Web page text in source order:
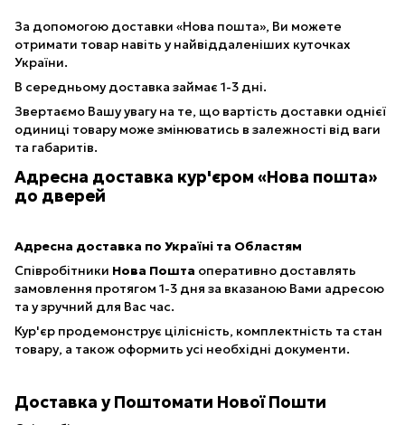
За допомогою доставки «Нова пошта», Ви можете
отримати товар навіть у найвіддаленіших куточках
України.
В середньому доставка займає 1-3 дні.
Звертаємо Вашу увагу на те, що вартість доставки однієї
одиниці товару може змінюватись в залежності від ваги
та габаритів.
Адресна доставка кур'єром «Нова пошта»
до дверей
Адресна доставка по Україні та Областям
Співробітники Нова Пошта оперативно доставлять
замовлення протягом 1-3 дня за вказаною Вами адресою
та у зручний для Вас час.
Кур'єр продемонструє цілісність, комплектність та стан
товару, а також оформить усі необхідні документи.
Доставка у Поштомати Нової Пошти